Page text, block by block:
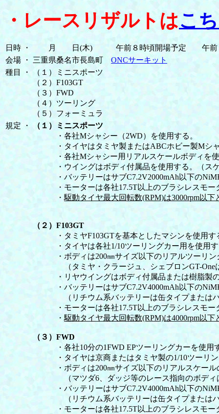
・レースリザルトはこ
日時 ・
月 日(木) 午前８時頃開場予定 午前９
会場
・ 三重県桑名市長島町 ONCサーキット
種目
・
（１）ミニスポーツ
（２）F103GT
（３）FWD
（４）ツーリング
（５）フォーミュラ
規定
・
（１）ミニスポーツ
・各社Mシャシー（2WD）を使用する。
・タイヤはタミヤ製またはABCホビー製Mシャ
・各社Mシャシー用リアルスケールボディを使
・ウイングはボディ付属品を使用する。（スケ
・バッテリーはサブC7.2V2000mAh以下のNiMH
・モーターは各社17.5T以上のブラシレスモータ
・ 駆動タイヤ最大回転数(RPM)は3000rpm以下
（２）F103GT
・タミヤF103GTを基本としたマシンを使用す
・タイヤは各社1/10ツーリングカー用を使用す
・ボディは200㎜サイズ以下のリアルツーリン
（タミヤ・クラージュ、シェブロンGT-One
・リヤウイングはボディ付属品または樹脂製の
・バッテリーはサブC7.2V4000mAh以下のNiMH
（リチウム系バッテリーは缶タイプまたはハ
・モーターは各社17.5T以上のブラシレスモータ
・ 駆動タイヤ最大回転数(RPM)は4000rpm以下
（３）FWD
・各社10分の1FWD EPツーリングカーを使用
・タイヤは京商またはタミヤ製の1/10ツーリン
・ボディは200㎜サイズ以下のリアルスケール
（マツダ6、ダッジ等のレース指向のボディ
・バッテリーはサブC7.2V4000mAh以下のNiMH
（リチウム系バッテリーは缶タイプまたはハ
・モーターは各社17.5T以上のブラシレスモータ